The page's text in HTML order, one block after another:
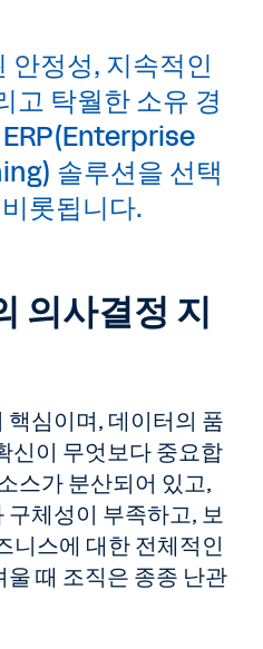
안정성, 지속적인
고 탁월한 소유 경
솔루션을 선택
롯됩니다.
의사결정 지
심이며, 데이터의 품
신이 무엇보다 중요합
스가 분산되어 있고,
체성이 부족하고, 보
니스에 대한 전체적인
때 조직은 종종 난관